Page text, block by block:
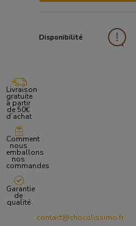
Disponibilité
Livraison
gratuite
à partir
de 50€
d’achat
Comment
nous
emballons
nos
commandes
Garantie
de
qualité
contact@chocolissimo.fr